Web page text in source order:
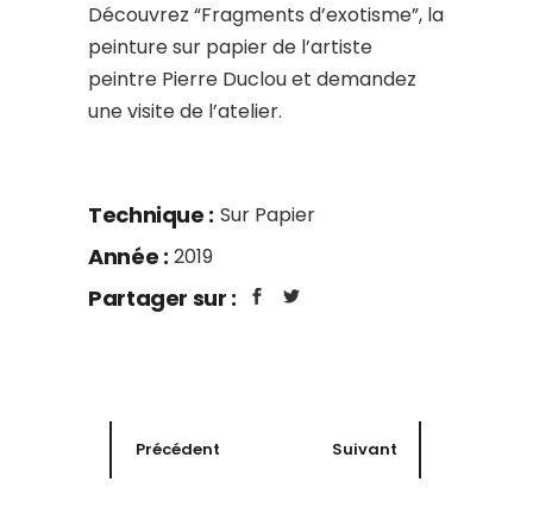
Découvrez “Fragments d’exotisme”, la
peinture sur papier de l’artiste
peintre Pierre Duclou et demandez
une visite de l’atelier.
Technique : Sur Papier
Année : 2019
Partager sur :
Précédent Suivant